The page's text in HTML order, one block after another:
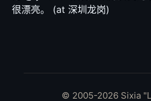
很漂亮。 (at 深圳龙岗)
© 2005-2026 Sixia